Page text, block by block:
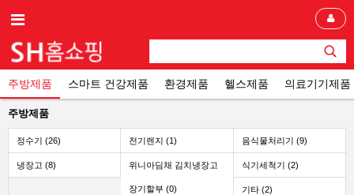
주방제품 스마트 건강제품 환경제품 헬스제품 의료기기제품
주방제품
정수기 (26) 전기렌지 (1) 음식물처리기 (9)
냉장고 (8) 위니아딤채 김치냉장고
장기할부 (0)
식기세척기 (2)
기타 (2)